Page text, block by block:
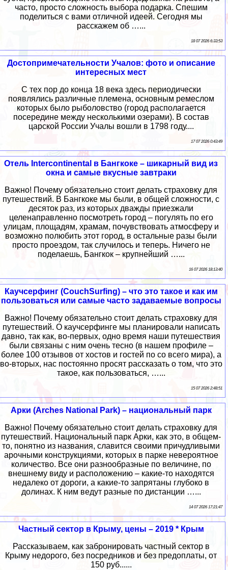
часто, просто сложность выбора подарка. Спешим
поделиться с вами отличной идеей. Сегодня мы
расскажем об …...
18 07 2026 6:33:53
Достопримечательности Учалов: фото и описание
интересных мест
С тех пор до конца 18 века здесь периодически
появлялись различные племена, основным ремеслом
которых было рыболовство (город располагается
посередине между несколькими озерами). В состав
царской России Учалы вошли в 1798 году....
17 07 2026 0:43:49
Отель Intercontinental в Бангкоке – шикарный вид из
окна и самые вкусные завтраки
Важно! Почему обязательно стоит делать страховку для
путешествий. В Бангкоке мы были, в общей сложности, с
десяток раз, из которых дважды приезжали
целенаправленно посмотреть город – погулять по его
улицам, площадям, храмам, почувствовать атмосферу и
возможно полюбить этот город, в остальные разы были
просто проездом, так случилось и теперь. Ничего не
поделаешь, Бангкок – крупнейший …...
16 07 2026 18:13:40
Каучсерфинг (CouchSurfing) – что это такое и как им
пользоваться или самые часто задаваемые вопросы
Важно! Почему обязательно стоит делать страховку для
путешествий. О каучсерфинге мы планировали написать
давно, так как, во-первых, одно время наши путешествия
были связаны с ним очень тесно (в нашем профиле –
более 100 отзывов от хостов и гостей по со всего мира), а
во-вторых, нас постоянно просят рассказать о том, что это
такое, как пользоваться, …...
15 07 2026 2:48:51
Арки (Arches National Park) – национальный парк
Важно! Почему обязательно стоит делать страховку для
путешествий. Национальный парк Арки, как это, в общем-
то, понятно из названия, славится своими причудливыми
арочными конструкциями, которых в парке невероятное
количество. Все они разнообразные по величине, по
внешнему виду и расположению – какие-то находятся
недалеко от дороги, а какие-то запрятаны глубоко в
долинах. К ним ведут разные по дистанции …...
14 07 2026 17:21:47
Частный сектор в Крыму, цены – 2019 * Крым
Рассказываем, как забронировать частный сектор в
Крыму недорого, без посредников и без предоплаты, от
150 руб......